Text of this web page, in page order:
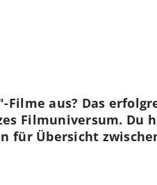
aus? Das
Filmuniversum. Du
für Übersicht